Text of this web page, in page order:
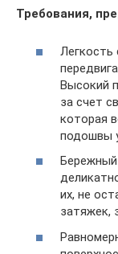
Требования,
Высокий
за счет
которая
подошвы
их, не
затяжек,